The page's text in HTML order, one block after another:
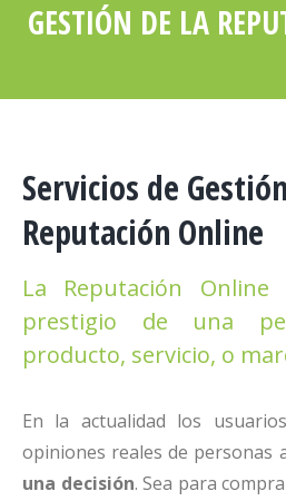
GESTIÓN DE LA
Servicios de
Reputación Online
La Reputación
prestigio de una
producto, servicio, o
En la actualidad los
opiniones reales de personas
una decisión. Sea para